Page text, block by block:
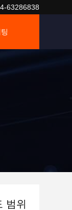
63286838
범위